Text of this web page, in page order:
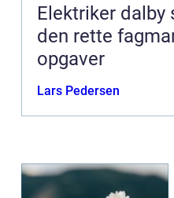
Elektriker dalby sådan vælger du
den rette
opgaver
Lars Pedersen